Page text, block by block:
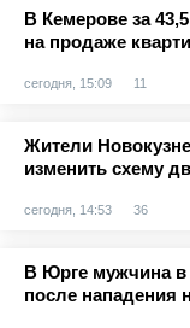
В Кемерове за
на продаже
сегодня, 15:09 11
Жители
изменить схему
сегодня, 14:53 36
В Юрге мужчина
после нападения